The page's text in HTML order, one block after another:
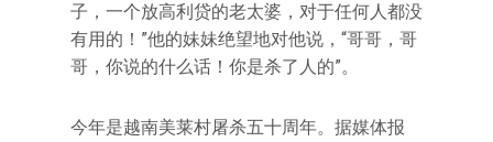
子，一个放高利贷的老太婆，对于任何人都没
有用的！”他的妹妹绝望地对他说，“哥哥，哥
哥，你说的什么话！你是杀了人的”。
今年是越南美莱村屠杀五十周年。据媒体报